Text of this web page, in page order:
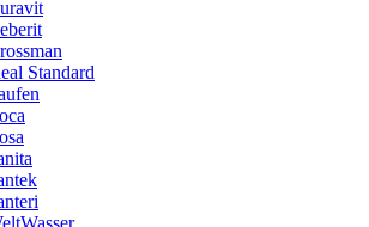
Standard